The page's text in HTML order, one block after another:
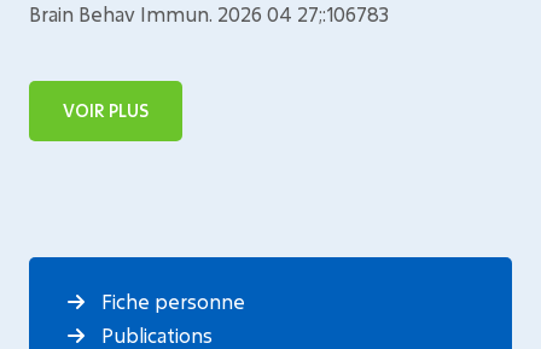
Brain Behav Immun. 2026 04 27;:106783
VOIR PLUS
Fiche personne
Publications